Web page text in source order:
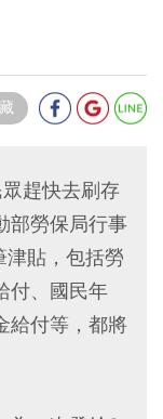
趕快去刷存
部勞保局行事
貼，包括勞
付、國民年
給付等，都將